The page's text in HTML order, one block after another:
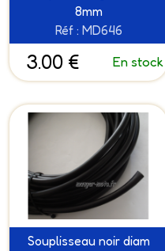
8mm
Réf : MD646
3.00 € En stock
Souplisseau noir diam